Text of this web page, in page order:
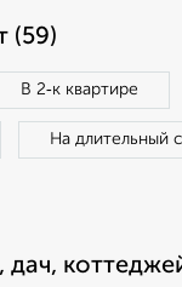
(59)
В 2‑к квартире
На длительный